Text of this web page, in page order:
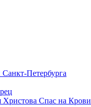
Петербурга
Христова Спас на Крови